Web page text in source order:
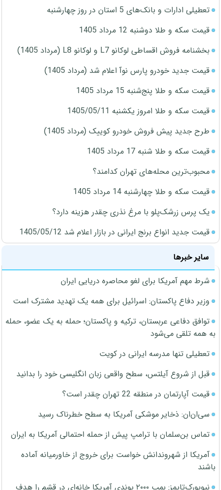
تعطیلی ادارات و بانک‌های 5 استان در روز چهارشنبه
قیمت سکه و طلا دوشنبه 12 مرداد 1405
بخشنامه فروش اقساطی لوکانو L7 و لوکانو L8 (مرداد 1405)
قیمت جدید خودرو پارس نوآ اعلام شد (مرداد 1405)
قیمت سکه و طلا پنج‌شنبه 15 مرداد 1405
قیمت سکه و طلا امروز یکشنبه 1405/05/11
طرح جدید پیش فروش خودرو کوییک (مرداد 1405)
قیمت سکه و طلا شنبه 17 مرداد 1405
محبوب‌ترین محله‌های تهران کدامند؟
قیمت سکه و طلا چهارشنبه 14 مرداد 1405
یک پرس زرشک‌پلو با مرغ نذری چقدر هزینه دارد؟
قیمت جدید انواع برنج ایرانی در بازار اعلام شد 1405/05/12
سایر خبرها
شرط مهم آمریکا برای لغو محاصره دریایی ایران
وزیر دفاع پاکستان: اسرائیل برای همه یک تهدید مشترک است
توافق دفاعی عربستان، ترکیه و پاکستان؛ حمله به یک عضو، حمله
به همه تلقی می‌شود
تعطیلی تنها مدرسه ایرانی در کویت
قبل از شروع آیلتس، سطح واقعی زبان انگلیسی خود را بدانید
قیمت آپارتمان در منطقه 22 تهران چقدر است؟
سی‌ان‌ان: ذخایر موشکی آمریکا به سطح خطرناک رسید
تماس بن‌سلمان با ترامپ پیش از حمله احتمالی آمریکا به ایران
آمریکا از شهروندانش خواست برای خروج از خاورمیانه آماده
باشند
نیویورک‌تایمز: بمب ۲۰۰۰ پوندی آمریکا خانه‌ای در قشم را هدف